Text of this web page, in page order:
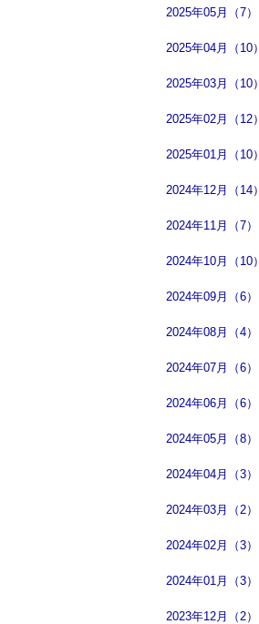
2025年05月（7）
2025年04月（10）
2025年03月（10）
2025年02月（12）
2025年01月（10）
2024年12月（14）
2024年11月（7）
2024年10月（10）
2024年09月（6）
2024年08月（4）
2024年07月（6）
2024年06月（6）
2024年05月（8）
2024年04月（3）
2024年03月（2）
2024年02月（3）
2024年01月（3）
2023年12月（2）